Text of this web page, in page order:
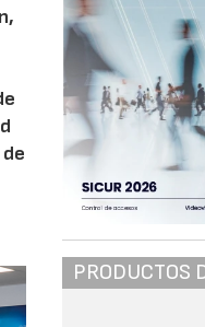
PRODUCTOS